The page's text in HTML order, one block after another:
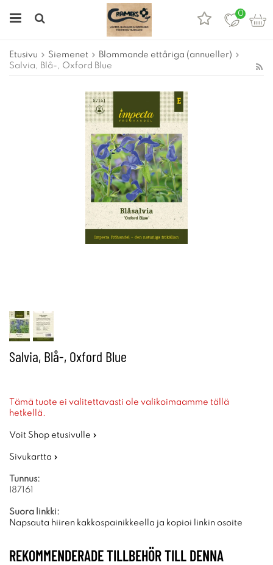
0
Etusivu Siemenet
Blommande ettåriga (annueller)
Salvia, Blå-, Oxford Blue
Salvia, Blå-, Oxford Blue
Tämä tuote ei valitettavasti ole valikoimaamme tällä
hetkellä.
Voit Shop etusivulle »
Sivukartta »
Tunnus:
I87161
Suora linkki:
Napsauta hiiren kakkospainikkeella ja kopioi linkin osoite
REKOMMENDERADE TILLBEHÖR TILL DENNA